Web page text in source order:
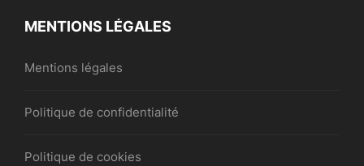
MENTIONS LÉGALES
Mentions légales
Politique de confidentialité
Politique de cookies